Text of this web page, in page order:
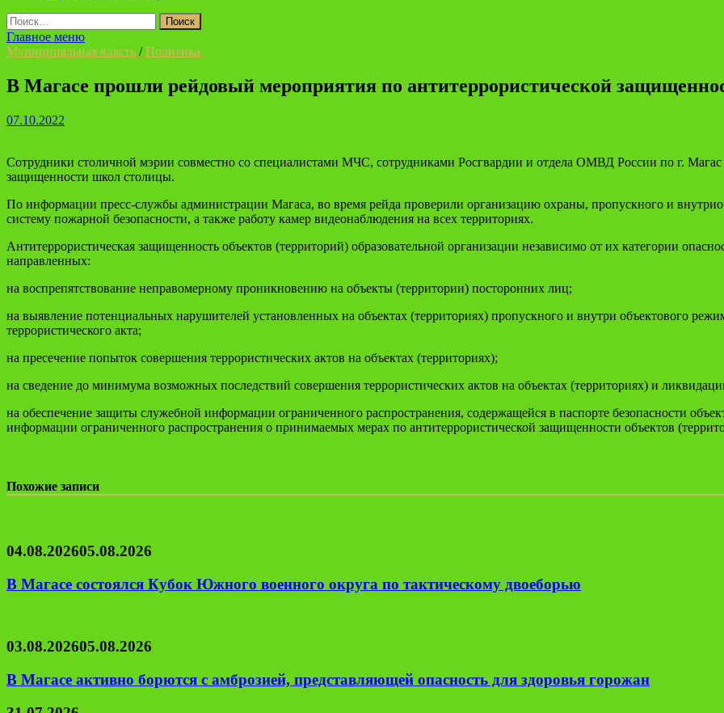
Найти:
Главное меню
Муниципальная власть /Политика
В Магасе прошли рейдовый мероприятия по антитеррористической
07.10.2022
Сотрудники столичной мэрии совместно со специалистами МЧС, сотрудниками Росгвардии и отдела ОМВД России по г.
защищенности школ столицы.
По информации пресс-службы администрации Магаса, во время рейда проверили организацию охраны, пропускного и
систему пожарной безопасности, а также работу камер видеонаблюдения на всех территориях.
Антитеррористическая защищенность объектов (территорий) образовательной организации независимо от их категории
направленных:
на воспрепятствование неправомерному проникновению на объекты (территории) посторонних лиц;
на выявление потенциальных нарушителей установленных на объектах (территориях) пропускного и внутри объектового
террористического акта;
на пресечение попыток совершения террористических актов на объектах (территориях);
на сведение до минимума возможных последствий совершения террористических актов на объектах (территориях) и
на обеспечение защиты служебной информации ограниченного распространения, содержащейся в паспорте безопасности
информации ограниченного распространения о принимаемых мерах по антитеррористической защищенности объектов
Похожие записи
04.08.202605.08.2026
В Магасе состоялся Кубок Южного военного округа по тактическому двоеборью
03.08.202605.08.2026
В Магасе активно борются с амброзией, представляющей опасность для здоровья горожан